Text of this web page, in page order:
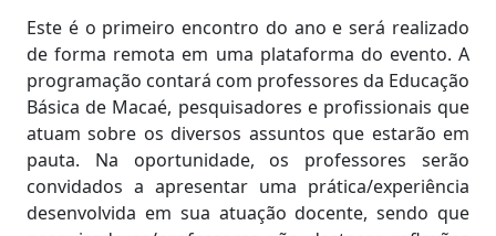
Este é o primeiro encontro do ano e será realizado
de forma remota em uma plataforma do evento. A
programação contará com professores da Educação
Básica de Macaé, pesquisadores e profissionais que
atuam sobre os diversos assuntos que estarão em
pauta. Na oportunidade, os professores serão
convidados a apresentar uma prática/experiência
desenvolvida em sua atuação docente, sendo que